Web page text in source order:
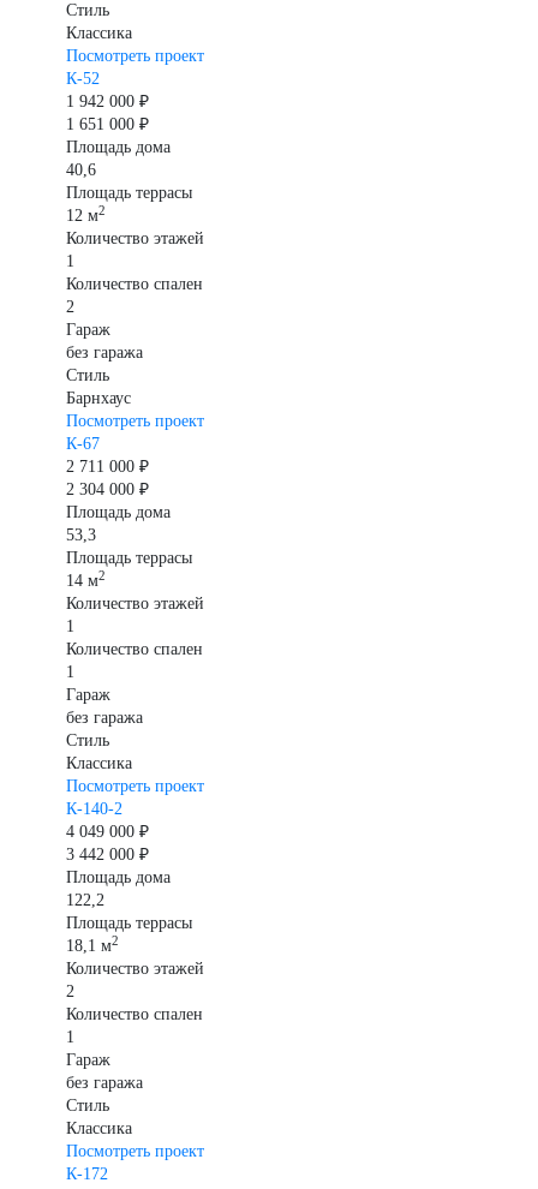
Стиль
Классика
Посмотреть проект
К-52
1 942 000 ₽
1 651 000 ₽
Площадь дома
40,6
Площадь террасы
12 м2
Количество этажей
1
Количество спален
2
Гараж
без гаража
Стиль
Барнхаус
Посмотреть проект
К-67
2 711 000 ₽
2 304 000 ₽
Площадь дома
53,3
Площадь террасы
14 м2
Количество этажей
1
Количество спален
1
Гараж
без гаража
Стиль
Классика
Посмотреть проект
К-140-2
4 049 000 ₽
3 442 000 ₽
Площадь дома
122,2
Площадь террасы
18,1 м2
Количество этажей
2
Количество спален
1
Гараж
без гаража
Стиль
Классика
Посмотреть проект
К-172